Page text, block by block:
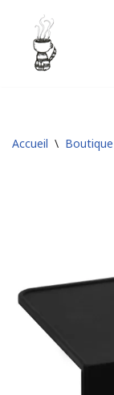
Aller
Accueil \ Boutique